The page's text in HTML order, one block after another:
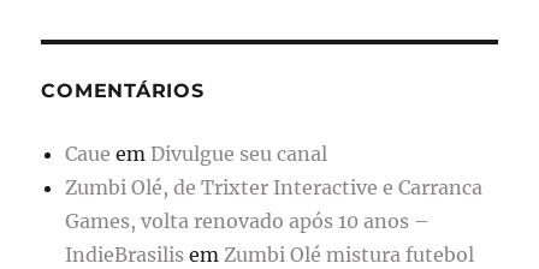
COMENTÁRIOS
Caue em Divulgue seu canal
Zumbi Olé, de Trixter Interactive e Carranca
Games, volta renovado após 10 anos –
IndieBrasilis em Zumbi Olé mistura futebol